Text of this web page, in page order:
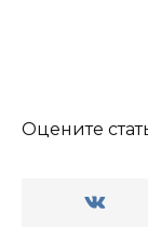
Оцените